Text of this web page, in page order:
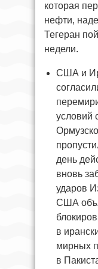
которая
нефти,
Тегеран
недели.
США и
условий
день
вновь
ударов
США
в
мирных
в